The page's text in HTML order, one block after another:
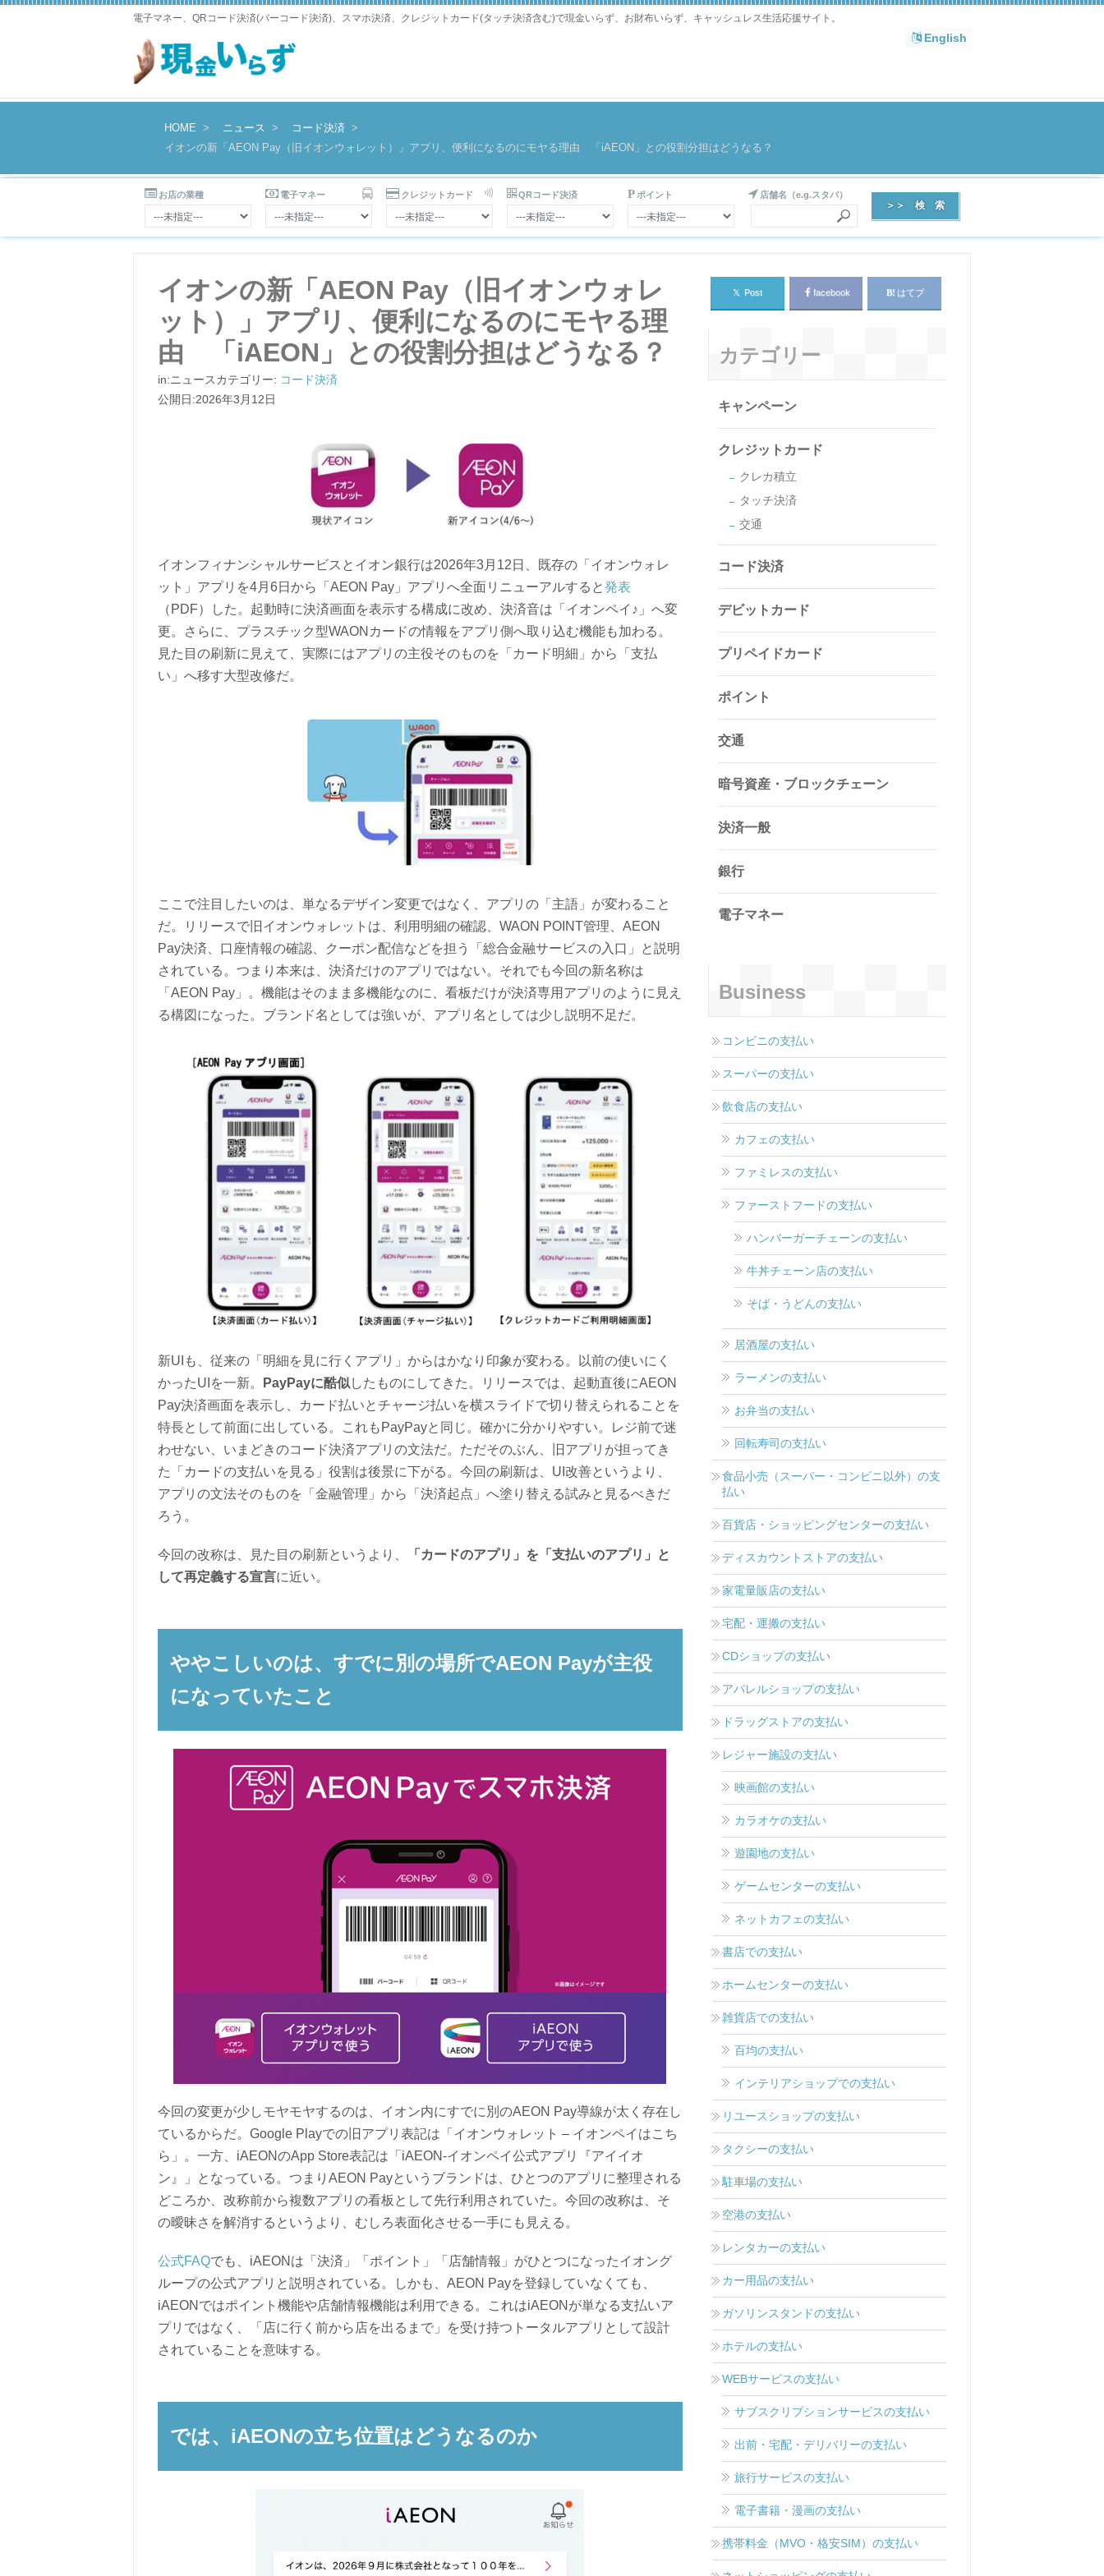
電子マネー、QRコード決済(バーコード決済)、スマホ決済、クレジットカード(タッチ決済含む)で現金いらず、お財布いらず、キャッシュレス生活応援サイト。
English
HOME ニュース
コード決済
イオンの新「AEON Pay（旧イオンウォレット）」アプリ、便利になるのにモヤる理由 「iAEON」との役割分担はどうなる？
お店の業種 電子マネー クレジットカード QRコード決済 ポイント 店舗名（e.g.スタバ）
イオンの新「AEON Pay（旧イオンウォレ
ット）」アプリ、便利になるのにモヤる理
由 「iAEON」との役割分担はどうなる？
in:ニュースカテゴリー: コード決済
公開日:2026年3月12日
イオンフィナンシャルサービスとイオン銀行は2026年3月12日、既存の「イオンウォレ
ット」アプリを4月6日から「AEON Pay」アプリへ全面リニューアルすると発表
（PDF）した。起動時に決済画面を表示する構成に改め、決済音は「イオンペイ♪」へ変
更。さらに、プラスチック型WAONカードの情報をアプリ側へ取り込む機能も加わる。
見た目の刷新に見えて、実際にはアプリの主役そのものを「カード明細」から「支払
い」へ移す大型改修だ。
ここで注目したいのは、単なるデザイン変更ではなく、アプリの「主語」が変わること
だ。リリースで旧イオンウォレットは、利用明細の確認、WAON POINT管理、AEON
Pay決済、口座情報の確認、クーポン配信などを担う「総合金融サービスの入口」と説明
されている。つまり本来は、決済だけのアプリではない。それでも今回の新名称は
「AEON Pay」。機能はそのまま多機能なのに、看板だけが決済専用アプリのように見え
る構図になった。ブランド名としては強いが、アプリ名としては少し説明不足だ。
新UIも、従来の「明細を見に行くアプリ」からはかなり印象が変わる。以前の使いにく
かったUIを一新。
PayPayに酷似したものにしてきた。リリースでは、起動直後にAEON
Pay決済画面を表示し、カード払いとチャージ払いを横スライドで切り替えられることを
特長として前面に出している。これもPayPayと同じ。確かに分かりやすい。レジ前で迷
わせない、いまどきのコード決済アプリの文法だ。ただそのぶん、旧アプリが担ってき
た「カードの支払いを見る」役割は後景に下がる。今回の刷新は、UI改善というより、
アプリの文法そのものを「金融管理」から「決済起点」へ塗り替える試みと見るべきだ
ろう。
今回の改称は、見た目の刷新というより、
「カードのアプリ」を「支払いのアプリ」と
して再定義する宣言に近い。
ややこしいのは、すでに別の場所でAEON Payが主役
になっていたこと
今回の変更が少しモヤモヤするのは、イオン内にすでに別のAEON Pay導線が太く存在し
ているからだ。Google Playでの旧アプリ表記は「イオンウォレット – イオンペイはこち
ら」。一方、iAEONのApp Store表記は「iAEON-イオンペイ公式アプリ『アイイオ
ン』」となっている。つまりAEON Payというブランドは、ひとつのアプリに整理される
どころか、改称前から複数アプリの看板として先行利用されていた。今回の改称は、そ
の曖昧さを解消するというより、むしろ表面化させる一手にも見える。
公式FAQでも、iAEONは「決済」「ポイント」「店舗情報」がひとつになったイオング
ループの公式アプリと説明されている。しかも、AEON Payを登録していなくても、
iAEONではポイント機能や店舗情報機能は利用できる。これはiAEONが単なる支払いア
プリではなく、「店に行く前から店を出るまで」を受け持つトータルアプリとして設計
されていることを意味する。
では、iAEONの立ち位置はどうなるのか
𝕏 Post facebook はてブ
カテゴリー
キャンペーン
クレジットカード
クレカ積立
タッチ決済
交通
コード決済
デビットカード
プリペイドカード
ポイント
交通
暗号資産・ブロックチェーン
決済一般
銀行
電子マネー
Business
コンビニの支払い
スーパーの支払い
飲食店の支払い
カフェの支払い
ファミレスの支払い
ファーストフードの支払い
ハンバーガーチェーンの支払い
牛丼チェーン店の支払い
そば・うどんの支払い
居酒屋の支払い
ラーメンの支払い
お弁当の支払い
回転寿司の支払い
食品小売（スーパー・コンビニ以外）の支
払い
百貨店・ショッピングセンターの支払い
ディスカウントストアの支払い
家電量販店の支払い
宅配・運搬の支払い
CDショップの支払い
アパレルショップの支払い
ドラッグストアの支払い
レジャー施設の支払い
映画館の支払い
カラオケの支払い
遊園地の支払い
ゲームセンターの支払い
ネットカフェの支払い
書店での支払い
ホームセンターの支払い
雑貨店での支払い
百均の支払い
インテリアショップでの支払い
リユースショップの支払い
タクシーの支払い
駐車場の支払い
空港の支払い
レンタカーの支払い
カー用品の支払い
ガソリンスタンドの支払い
ホテルの支払い
WEBサービスの支払い
サブスクリプションサービスの支払い
出前・宅配・デリバリーの支払い
旅行サービスの支払い
電子書籍・漫画の支払い
携帯料金（MVO・格安SIM）の支払い